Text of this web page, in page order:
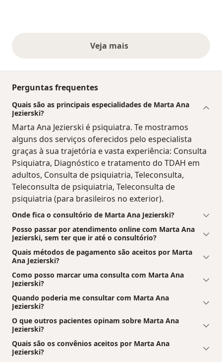
Veja maisopiniões acima
Perguntas frequentes
Quais são as principais especialidades de Marta Ana
Jezierski?
Marta Ana Jezierski é psiquiatra. Te mostramos
alguns dos serviços oferecidos pelo especialista
graças à sua trajetória e vasta experiência: Consulta
Psiquiatra, Diagnóstico e tratamento do TDAH em
adultos, Consulta de psiquiatria, Teleconsulta,
Teleconsulta de psiquiatria, Teleconsulta de
psiquiatria (para brasileiros no exterior).
Onde fica o consultório de Marta Ana Jezierski?
Posso passar por atendimento online com Marta Ana
Jezierski, sem ter que ir até o consultório?
Quais métodos de pagamento são aceitos por Marta
Ana Jezierski?
Como posso marcar uma consulta com Marta Ana
Jezierski?
Quando poderia me consultar com Marta Ana
Jezierski?
O que outros pacientes opinam sobre Marta Ana
Jezierski?
Quais são os convênios aceitos por Marta Ana
Jezierski?